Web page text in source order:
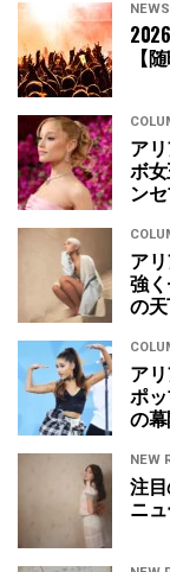
NEWS
【
ア
ボ
ン
ア
強
の
ア
ポ
の
NEW
注
ニ